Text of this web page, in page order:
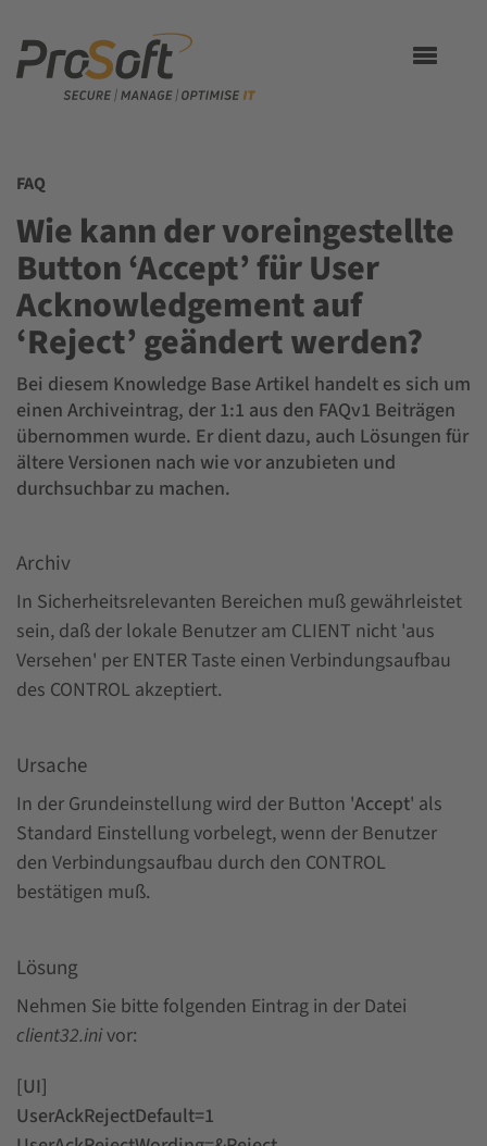
Toggle
FAQ
Wie kann der voreingestellte
Button ‘Accept’ für User
Acknowledgement auf
‘Reject’ geändert werden?
Bei diesem Knowledge Base Artikel handelt es sich um
einen Archiveintrag, der 1:1 aus den FAQv1 Beiträgen
übernommen wurde. Er dient dazu, auch Lösungen für
ältere Versionen nach wie vor anzubieten und
durchsuchbar zu machen.
Archiv
In Sicherheitsrelevanten Bereichen muß gewährleistet
sein, daß der lokale Benutzer am CLIENT nicht 'aus
Versehen' per ENTER Taste einen Verbindungsaufbau
des CONTROL akzeptiert.
Ursache
In der Grundeinstellung wird der Button 'Accept' als
Standard Einstellung vorbelegt, wenn der Benutzer
den Verbindungsaufbau durch den CONTROL
bestätigen muß.
Lösung
Nehmen Sie bitte folgenden Eintrag in der Datei
client32.inivor:
[UI]
UserAckRejectDefault=1